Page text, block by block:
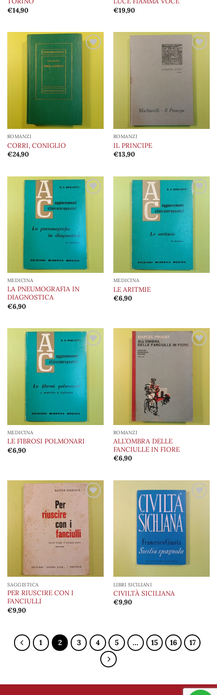
€14,90
€19,90
ROMANZI
CORRI, CONIGLIO
€24,90
ROMANZI
IL PRINCIPE
€13,90
alla lista
MEDICINA
LA PNEUMOGRAFIA IN
DIAGNOSTICA
€6,90
Aggiungi
alla lista
MEDICINA
LE ARITMIE
€6,90
Aggiungi
dei
MEDICINA
LE FIBROSI POLMONARI
€6,90
ROMANZI
ALL’OMBRA DELLE
FANCIULLE IN FIORE
€6,90
SAGGISTICA
PER RIUSCIRE CON I
FANCIULLI
€9,90
alla lista
LIBRI SICILIANI
CIVILTÀ SICILIANA
€9,90
1 2 3 4 5 … 15 16 17